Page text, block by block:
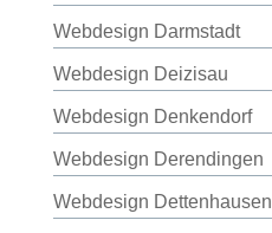
Webdesign Darmstadt
Webdesign Deizisau
Webdesign Denkendorf
Webdesign Derendingen
Webdesign Dettenhausen